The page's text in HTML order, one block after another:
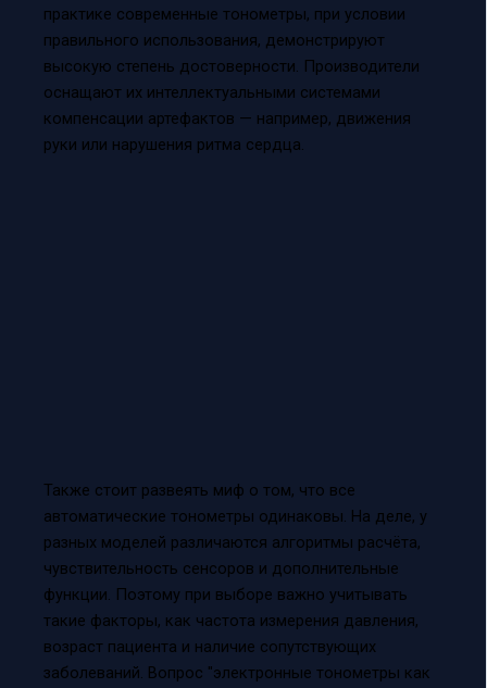
практике современные тонометры, при условии
правильного использования, демонстрируют
высокую степень достоверности. Производители
оснащают их интеллектуальными системами
компенсации артефактов — например, движения
руки или нарушения ритма сердца.
Также стоит развеять миф о том, что все
автоматические тонометры одинаковы. На деле, у
разных моделей различаются алгоритмы расчёта,
чувствительность сенсоров и дополнительные
функции. Поэтому при выборе важно учитывать
такие факторы, как частота измерения давления,
возраст пациента и наличие сопутствующих
заболеваний. Вопрос "электронные тонометры как